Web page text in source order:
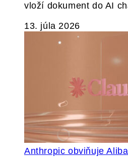
vloží dokument do AI
13. júla 2026
Anthropic obviňuje